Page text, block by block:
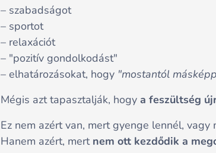
– szabadságot
– sportot
– relaxációt
– "pozitív gondolkodást"
– elhatározásokat, hogy "mostantól
Mégis azt tapasztalják, hogy a feszültség
Ez nem azért van, mert gyenge lennél,
Hanem azért, mert nem ott kezdődik a